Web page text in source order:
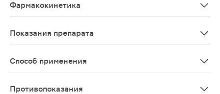
Фармакокинетика
Показания препарата
Способ применения
Противопоказания